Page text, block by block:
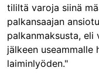
tililtä varoja siinä
palkansaajan
palkanmaksusta, eli
jälkeen
laiminlyöden."